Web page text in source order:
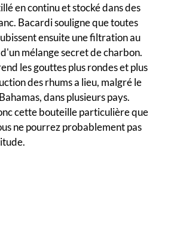
en continu et stocké dans des
Bacardi souligne que toutes
ensuite une filtration au
mélange secret de charbon.
les gouttes plus rondes et plus
des rhums a lieu, malgré le
dans plusieurs pays.
cette bouteille particulière que
ne pourrez probablement pas